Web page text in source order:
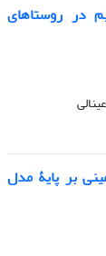
در روستاهای
بر پایۀ مدل